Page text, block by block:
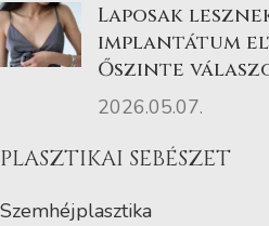
Laposak
implantátum
Őszinte
2026.05.07.
PLASZTIKAI SEBÉSZET
Szemhéjplasztika